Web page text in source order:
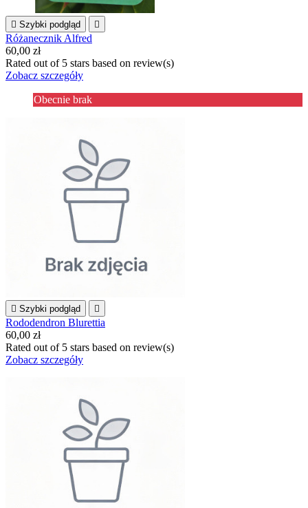
 Szybki podgląd 
Różanecznik Alfred
60,00 zł
Rated out of 5 stars based on review(s)
Zobacz szczegóły
Obecnie brak
 Szybki podgląd 
Rododendron Blurettia
60,00 zł
Rated out of 5 stars based on review(s)
Zobacz szczegóły